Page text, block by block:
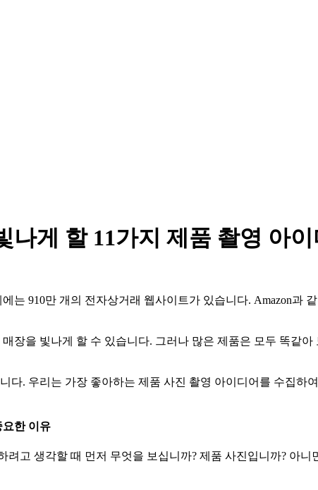
나게 할 11가지 제품 촬영 아이
는 910만 개의 전자상거래 웹사이트가 있습니다. Amazon과
장을 빛나게 할 수 있습니다. 그러나 많은 제품은 모두 똑같
다. 우리는 가장 좋아하는 제품 사진 촬영 아이디어를 수집
요한 이유
려고 생각할 때 먼저 무엇을 보십니까? 제품 사진입니까? 아